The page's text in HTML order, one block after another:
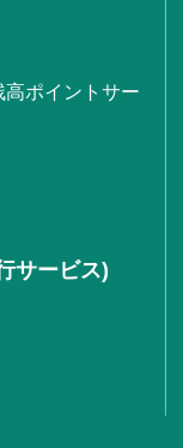
ポイントサー
サービス)